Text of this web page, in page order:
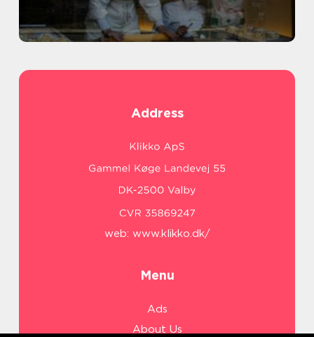
Address
web: www.klikko.dk/
Menu
Ads
About Us